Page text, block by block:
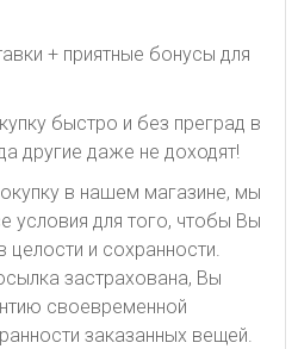
+ приятные бонусы для
быстро и без преград в
другие даже не доходят!
в нашем магазине, мы
условия для того, чтобы Вы
целости и сохранности.
застрахована, Вы
своевременной
заказанных вещей.